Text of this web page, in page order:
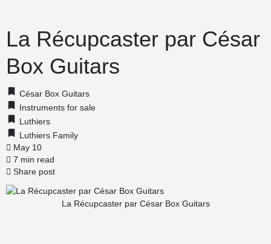
La Récupcaster par César
Box Guitars
César Box Guitars
Instruments for sale
Luthiers
Luthiers Family
May 10
7 min read
Share post
La Récupcaster par César Box Guitars